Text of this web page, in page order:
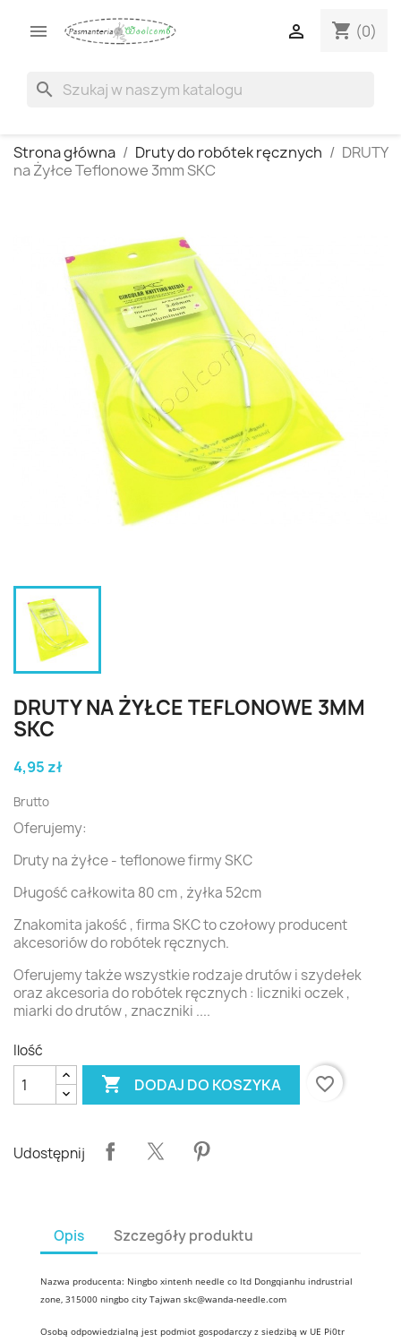
 shopping_cart (0)

search
Strona główna Druty do robótek ręcznych
DRUTY
na Żyłce Teflonowe 3mm SKC
DRUTY NA ŻYŁCE TEFLONOWE 3MM
SKC
4,95 zł
Brutto
Oferujemy:
Druty na żyłce - teflonowe firmy SKC
Długość całkowita 80 cm , żyłka 52cm
Znakomita jakość , firma SKC to czołowy producent
akcesoriów do robótek ręcznych.
Oferujemy także wszystkie rodzaje drutów i szydełek
oraz akcesoria do robótek ręcznych : liczniki oczek ,
miarki do drutów , znaczniki ....
Ilość
 DODAJ DO KOSZYKA favorite_border
Udostępnij
Opis Szczegóły produktu
Nazwa producenta: Ningbo xintenh needle co ltd Dongqianhu indrustrial
zone, 315000 ningbo city Tajwan skc@wanda-needle.com
Osobą odpowiedzialną jest podmiot gospodarczy z siedzibą w UE Pi0tr